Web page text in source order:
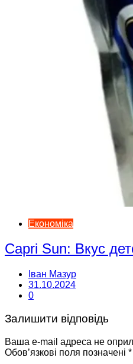
Економіка
Capri Sun: Вкус
Іван Мазур
31.10.2024
0
Залишити відповідь
Ваша e-mail адреса не
Обов’язкові поля позначені *